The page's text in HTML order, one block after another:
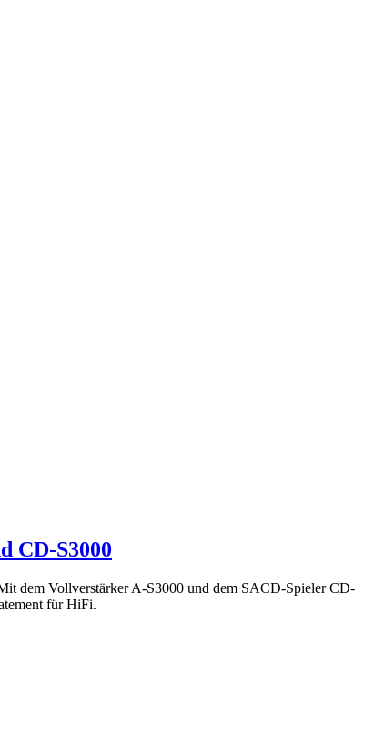
CD-S3000
dem Vollverstärker A-S3000 und dem SACD-Spieler CD-
für HiFi.